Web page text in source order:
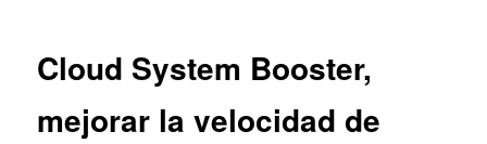
Cloud System Booster,
mejorar la velocidad de